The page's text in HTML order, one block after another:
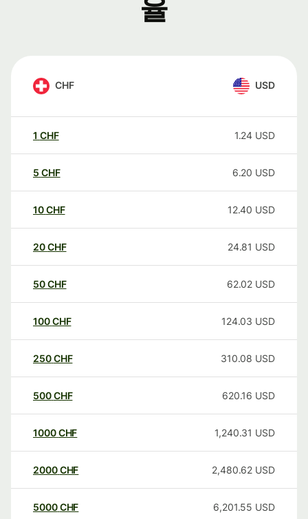
율
CHF USD
1 CHF 1.24 USD
5 CHF 6.20 USD
10CHF 12.40 USD
20CHF 24.81 USD
50CHF 62.02 USD
100CHF 124.03 USD
250CHF 310.08 USD
500CHF 620.16 USD
1000CHF 1,240.31 USD
2000CHF 2,480.62 USD
5000CHF 6,201.55 USD